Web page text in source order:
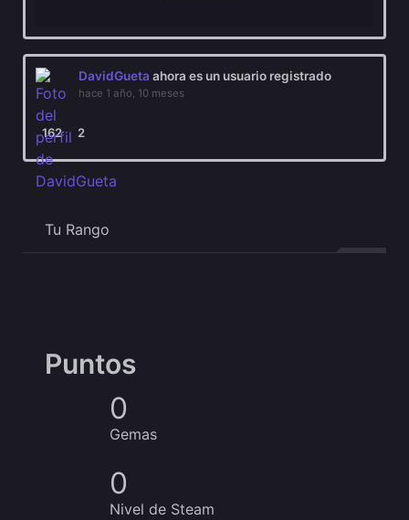
DavidGueta ahora es un usuario registrado
hace 1 año, 10 meses
162 2
Tu Rango
Puntos
0
Gemas
0
Nivel de Steam